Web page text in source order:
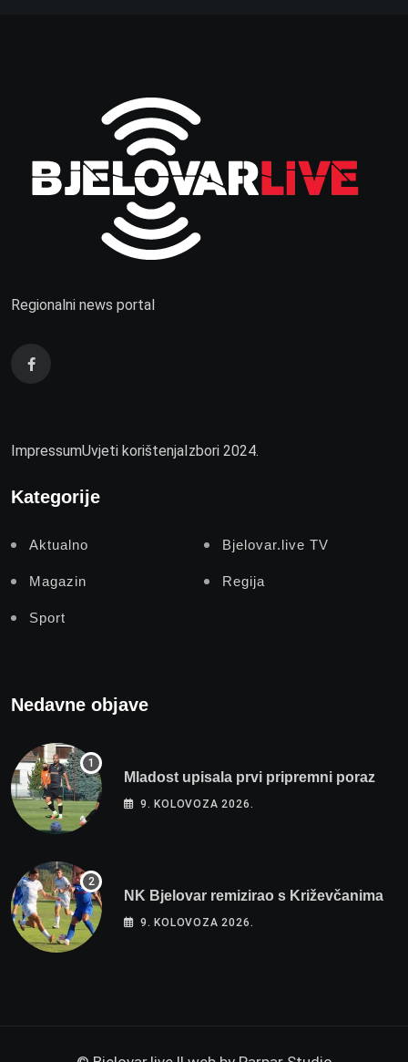
Regionalni news portal
ImpressumUvjeti korištenjaIzbori 2024.
Kategorije
Aktualno Bjelovar.live TV
Magazin Regija
Sport
Nedavne objave
Mladost upisala prvi pripremni poraz
9. KOLOVOZA 2026.
NK Bjelovar remizirao s Križevčanima
9. KOLOVOZA 2026.